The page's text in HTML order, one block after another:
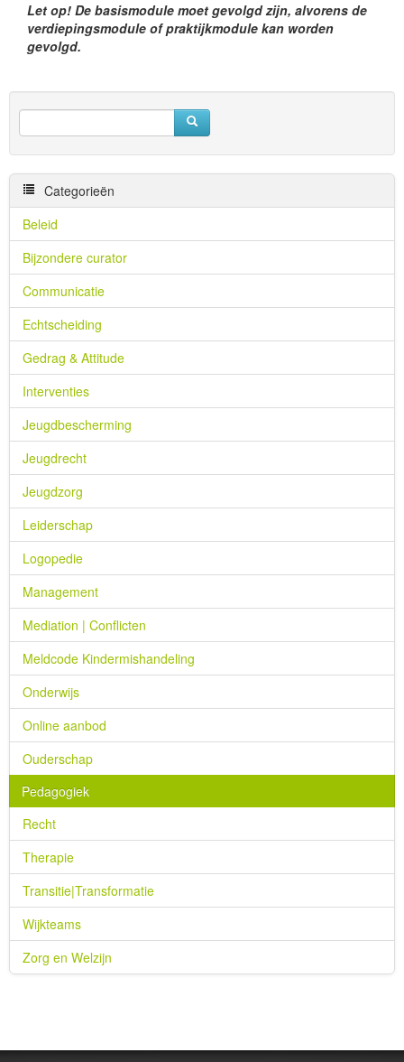
Let op! De basismodule moet gevolgd zijn, alvorens de
verdiepingsmodule of praktijkmodule kan worden
gevolgd.
Categorieën
Beleid
Bijzondere curator
Communicatie
Echtscheiding
Gedrag & Attitude
Interventies
Jeugdbescherming
Jeugdrecht
Jeugdzorg
Leiderschap
Logopedie
Management
Mediation | Conflicten
Meldcode Kindermishandeling
Onderwijs
Online aanbod
Ouderschap
Pedagogiek
Recht
Therapie
Transitie|Transformatie
Wijkteams
Zorg en Welzijn